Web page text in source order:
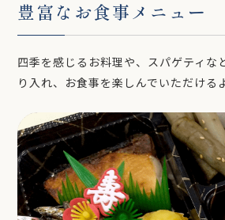
豊富なお食事メニュー
四季を感じるお料理や、スパゲティな
り入れ、お食事を楽しんでいただける